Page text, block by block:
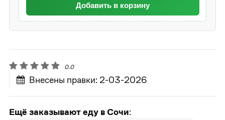
Добавить в корзину
0.0
Внесены правки: 2-03-2026
Ещё заказывают еду в Сочи: